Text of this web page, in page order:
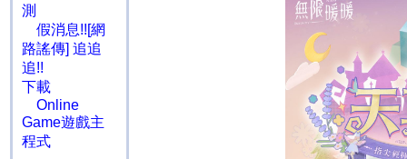
測
假消息!![網
路謠傳] 追追
追!!
下載
Online
Game遊戲主
程式